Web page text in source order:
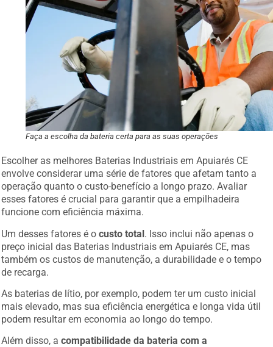
Faça a escolha da bateria certa para as suas operações
Escolher as melhores Baterias Industriais em Apuiarés CE
envolve considerar uma série de fatores que afetam tanto a
operação quanto o custo-benefício a longo prazo. Avaliar
esses fatores é crucial para garantir que a empilhadeira
funcione com eficiência máxima.
Um desses fatores é o
custo total . Isso inclui não apenas o
preço inicial das Baterias Industriais em Apuiarés CE, mas
também os custos de manutenção, a durabilidade e o tempo
de recarga.
As baterias de lítio, por exemplo, podem ter um custo inicial
mais elevado, mas sua eficiência energética e longa vida útil
podem resultar em economia ao longo do tempo.
Além disso, a compatibilidade da bateria com a